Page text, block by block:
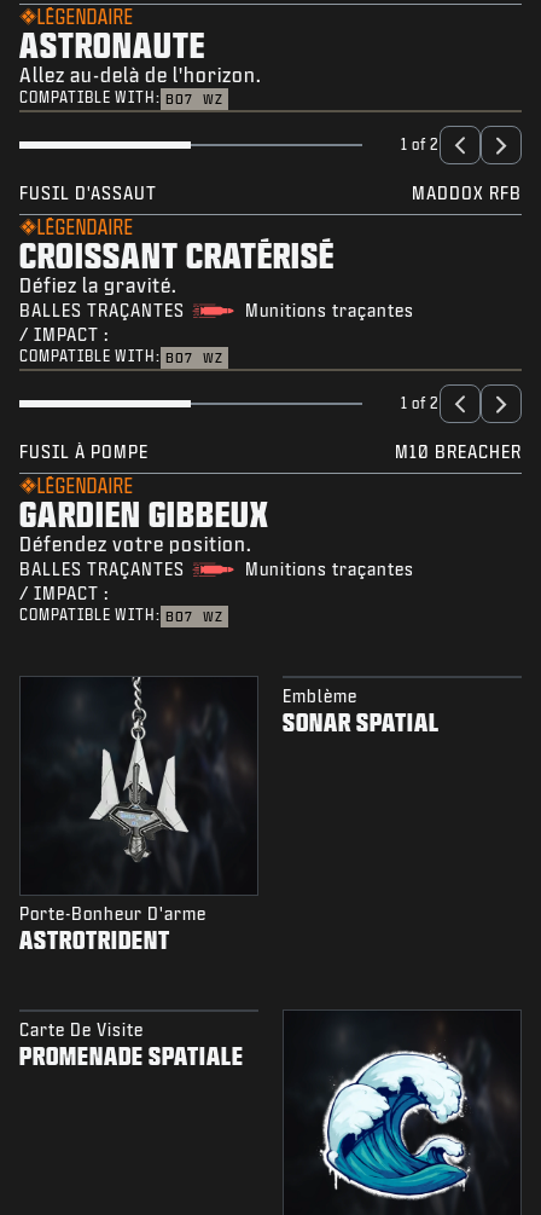
LÉGENDAIRE
ASTRONAUTE
Allez au-delà de l'horizon.
COMPATIBLE WITH: BO7 WZ
1 of 2
FUSIL D'ASSAUT MADDOX RFB
LÉGENDAIRE
CROISSANT CRATÉRISÉ
Défiez la gravité.
BALLES TRAÇANTES
/ IMPACT :
Munitions traçantes
COMPATIBLE WITH: BO7 WZ
1 of 2
FUSIL À POMPE M10 BREACHER
LÉGENDAIRE
GARDIEN GIBBEUX
Défendez votre position.
BALLES TRAÇANTES
/ IMPACT :
Munitions traçantes
COMPATIBLE WITH: BO7 WZ
Porte-Bonheur D'arme
ASTROTRIDENT
Emblème
SONAR SPATIAL
Carte De Visite
PROMENADE SPATIALE